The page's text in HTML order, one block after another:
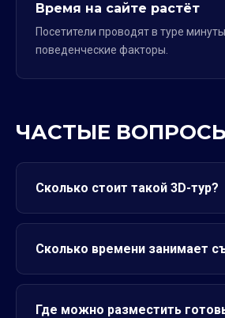
Время на сайте растёт
Посетители проводят в туре
поведенческие факторы.
ЧАСТЫЕ
Сколько стоит такой 3D-тур?
Сколько времени занимает
Где можно разместить